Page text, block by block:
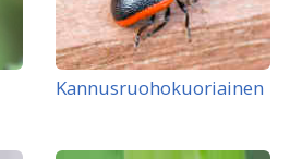
Kannusruohokuoriainen